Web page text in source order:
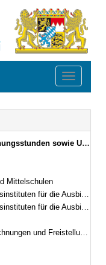
Toggle
sowie an den Staatsinstituten zur Ausbildung von Fach- und Förderlehrern
Mittelschulen
Ausbildung von Fachlehrern
Ausbildung von Förderlehrern
und Freistellungen